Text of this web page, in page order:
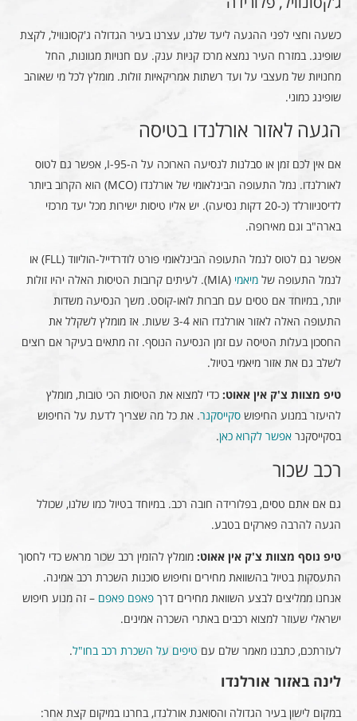
כשעה וחצי לפני ההגעה ליעד שלנו, עצרנו בעיר הגדולה ג'קסונוויל, לקצת
שופינג. במזרח העיר נמצא מרכז קניות ענק. עם חנויות מגוונות, החל
מחנויות של מעצבי על ועד רשתות אמריקאיות זולות. מומלץ לכל מי שאוהב
שופינג כמוני.
הגעה לאזור אורלנדו בטיסה
אם אין לכם זמן או סבלנות לנסיעה הארוכה על ה-I-95, אפשר גם לטוס
לאורלנדו. נמל התעופה הבינלאומי של אורלנדו (MCO) הוא הקרוב ביותר
לדיסניוורלד (כ-20 דקות נסיעה). יש אליו טיסות ישירות מכל יעד מרכזי
בארה"ב וגם מאירופה.
אפשר גם לטוס לנמל התעופה הבינלאומי פורט לודרדייל-הוליווד (FLL) או
לנמל התעופה של מיאמי
(MIA). לעיתים קרובות הטיסות האלה יהיו זולות
יותר, במיוחד אם טסים עם חברות לואו-קוסט. משך הנסיעה משדות
התעופה האלה לאזור אורלנדו הוא 3-4 שעות. אז מומלץ לשקלל את
החסכון בעלות הטיסה עם זמן הנסיעה הנוסף. זה מתאים בעיקר אם רוצים
לשלב גם את אזור מיאמי בטיול.
טיפ מצוות צ'ק אין אאוט: כדי למצוא את הטיסות הכי טובות, מומלץ
להיעזר במנוע החיפוש סקייסקנר. את כל מה שצריך לדעת על החיפוש
בסקייסקנר אפשר לקרוא כאן.
רכב שכור
גם אם אתם טסים, בפלורידה חובה רכב. במיוחד בטיול כמו שלנו, שכולל
הגעה להרבה פארקים בטבע.
טיפ נוסף מצוות צ'ק אין אאוט: מומלץ להזמין רכב שכור מראש כדי לחסוך
התעסקות בטיול בהשוואת מחירים וחיפוש סוכנות השכרת רכב אמינה.
אנחנו ממליצים לבצע השוואת מחירים דרך פאפם פאפם – זה מנוע חיפוש
ישראלי שעוזר למצוא רכבים באתרי השכרה אמינים.
לעזרתכם, כתבנו מאמר שלם עם טיפים על השכרת רכב בחו"ל.
לינה באזור אורלנדו
במקום לישון בעיר הגדולה והסואנת אורלנדו, בחרנו במיקום קצת אחר: